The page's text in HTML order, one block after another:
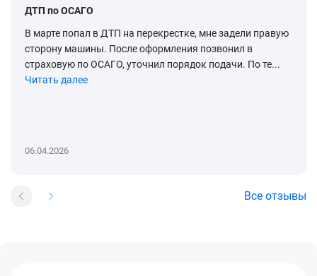
ДТП по ОСАГО
В марте попал в ДТП на перекрестке, мне задели правую
сторону машины. После оформления позвонил в
страховую по ОСАГО, уточнил порядок подачи. По те...
Читать далее
06.04.2026
Все отзывы